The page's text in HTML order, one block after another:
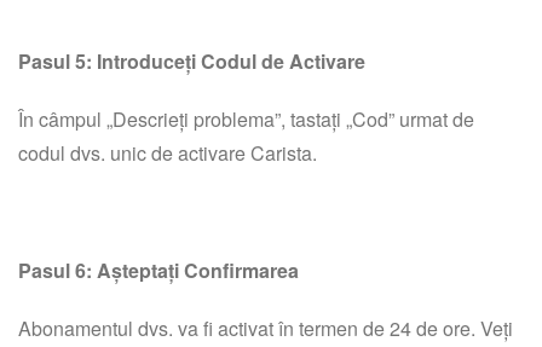
Pasul 5: Introduceți Codul de Activare
În câmpul „Descrieți problema”, tastați „Cod” urmat de
codul dvs. unic de activare Carista.
Pasul 6: Așteptați Confirmarea
Abonamentul dvs. va fi activat în termen de 24 de ore. Veți